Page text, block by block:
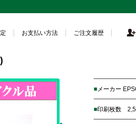
お支払い方法 ご注文履歴
メーカー
印刷枚数